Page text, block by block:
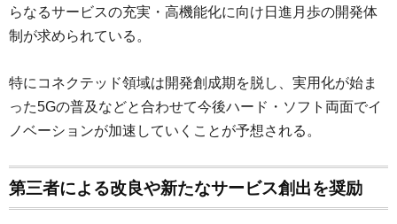
らなるサービスの充実・高機能化に向け日進月歩の開発体
制が求められている。
特にコネクテッド領域は開発創成期を脱し、実用化が始ま
った5Gの普及などと合わせて今後ハード・ソフト両面でイ
ノベーションが加速していくことが予想される。
第三者による改良や新たなサービス創出を奨励